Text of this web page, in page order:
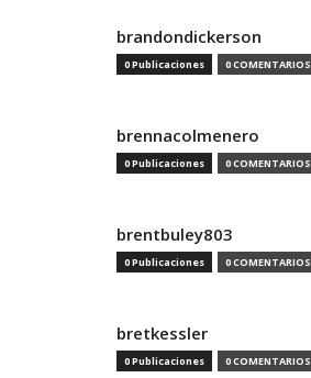
brandondickerson
0 Publicaciones 0 COMENTARIOS
brennacolmenero
0 Publicaciones 0 COMENTARIOS
brentbuley803
0 Publicaciones 0 COMENTARIOS
bretkessler
0 Publicaciones 0 COMENTARIOS